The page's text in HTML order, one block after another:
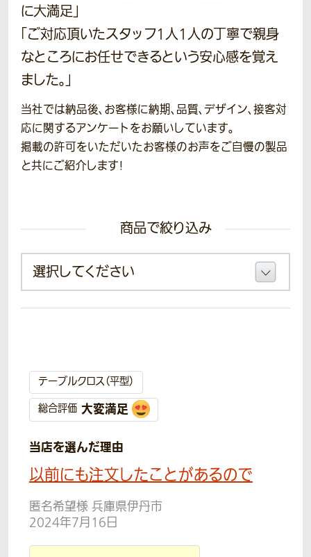
に大満足」
「ご対応頂いたスタッフ1人1人の丁寧で親身
なところにお任せできるという安心感を覚え
ました。」
当社では納品後、お客様に納期、品質、デザイン、接客対
応に関するアンケートをお願いしています。
掲載の許可をいただいたお客様のお声をご自慢の製品
と共にご紹介します!
商品で絞り込み
テーブルクロス（平型）
総合評価 大変満足
当店を選んだ理由
以前にも注文したことがあるので
匿名希望様 兵庫県伊丹市
2024年7月16日